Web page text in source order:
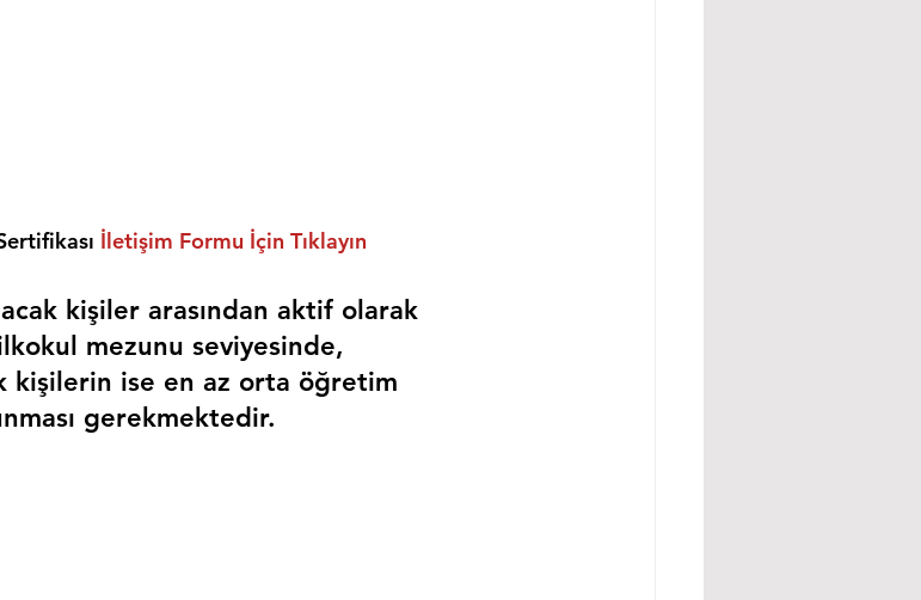
İletişim Formu İçin Tıklayın
kişiler arasından aktif olarak
mezunu seviyesinde,
kişilerin ise en az orta öğretim
gerekmektedir.